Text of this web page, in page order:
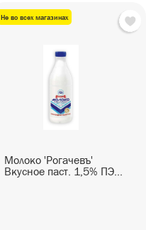
Не во всех магазинах
Молоко 'Рогачевъ'
Вкусное паст. 1,5% ПЭ...